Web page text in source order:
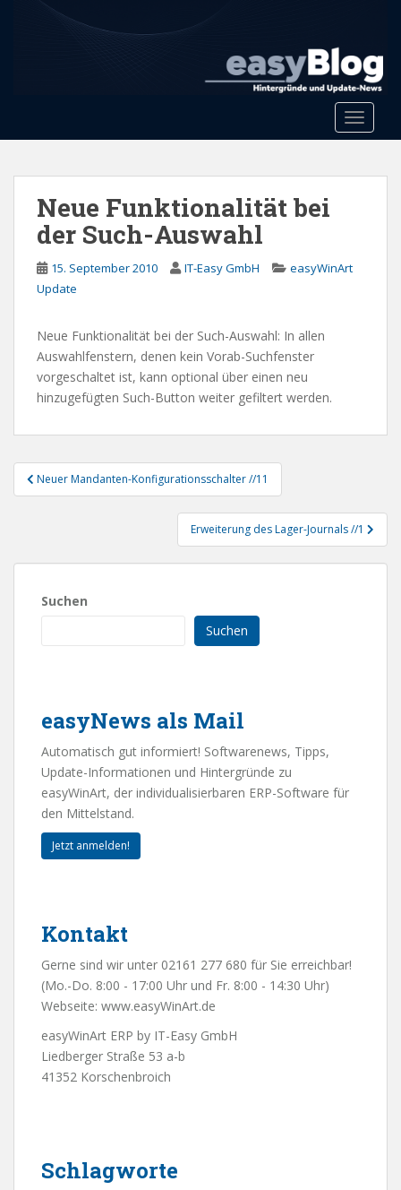
Toggle
Neue Funktionalität bei
der Such-Auswahl
15. September 2010 IT-Easy GmbH
easyWinArt
Update
Neue Funktionalität bei der Such-Auswahl: In allen
Auswahlfenstern, denen kein Vorab-Suchfenster
vorgeschaltet ist, kann optional über einen neu
hinzugefügten Such-Button weiter gefiltert werden.
Beitragsnavigation
Neuer Mandanten-Konfigurationsschalter //11
Erweiterung des Lager-Journals //1
Suchen
Suchen
easyNews als Mail
Automatisch gut informiert! Softwarenews, Tipps,
Update-Informationen und Hintergründe zu
easyWinArt, der individualisierbaren ERP-Software für
den Mittelstand.
Jetzt anmelden!
Kontakt
Gerne sind wir unter 02161 277 680 für Sie erreichbar!
(Mo.-Do. 8:00 - 17:00 Uhr und Fr. 8:00 - 14:30 Uhr)
Webseite: www.easyWinArt.de
easyWinArt ERP by IT-Easy GmbH
Liedberger Straße 53 a-b
41352 Korschenbroich
Schlagworte